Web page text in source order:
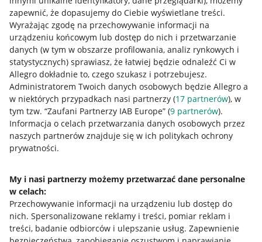
zapewnić, że dopasujemy do Ciebie wyświetlane treści.
Wyrażając zgodę na przechowywanie informacji na
urządzeniu końcowym lub dostęp do nich i przetwarzanie
danych (w tym w obszarze profilowania, analiz rynkowych i
statystycznych) sprawiasz, że łatwiej będzie odnaleźć Ci w
Allegro dokładnie to, czego szukasz i potrzebujesz.
Administratorem Twoich danych osobowych będzie Allegro a
w niektórych przypadkach nasi partnerzy (17 partnerów), w
tym tzw. “Zaufani Partnerzy IAB Europe” (9 partnerów).
Informacja o celach przetwarzania danych osobowych przez
naszych partnerów znajduje się w ich politykach ochrony
prywatności.
My i nasi partnerzy możemy przetwarzać dane personalne
w celach:
Przechowywanie informacji na urządzeniu lub dostęp do
nich. Spersonalizowane reklamy i treści, pomiar reklam i
treści, badanie odbiorców i ulepszanie usług. Zapewnienie
Nawigacja
Przydatne informacje
Jak to działa
Allegro Gadane dla sprzedających
Allegro Gadane dla kupujących
Mapa miejscowości